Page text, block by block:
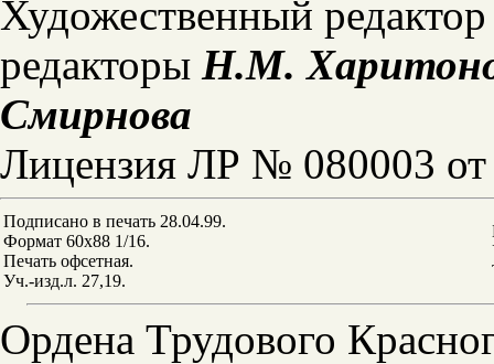
Художественный
редакторы Н.М.
Смирнова
Лицензия ЛР № 080003 от
Подписано в печать 28.04.99.
Формат 60x88 1/16.
Печать офсетная.
Уч.-изд.л. 27,19.
Ордена Трудового